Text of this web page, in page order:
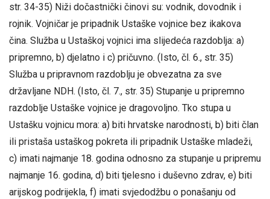
str. 34-35) Niži dočastnički činovi su: vodnik, dovodnik i
rojnik. Vojničar je pripadnik Ustaške vojnice bez ikakova
čina. Služba u Ustaškoj vojnici ima slijedeća razdoblja: a)
pripremno, b) djelatno i c) pričuvno. (Isto, čl. 6., str. 35)
Služba u pripravnom razdoblju je obvezatna za sve
državljane NDH. (Isto, čl. 7., str. 35) Stupanje u pripremno
razdoblje Ustaške vojnice je dragovoljno. Tko stupa u
Ustašku vojnicu mora: a) biti hrvatske narodnosti, b) biti član
ili pristaša ustaškog pokreta ili pripadnik Ustaške mladeži,
c) imati najmanje 18. godina odnosno za stupanje u pripremu
najmanje 16. godina, d) biti tjelesno i duševno zdrav, e) biti
arijskog podrijekla, f) imati svjedodžbu o ponašanju od